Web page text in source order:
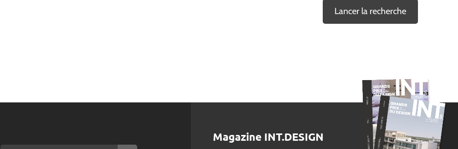
Lancer la recherche
Magazine INT.DESIGN